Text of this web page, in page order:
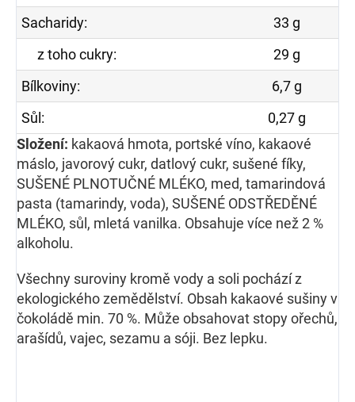
Sacharidy:
33 g
z toho cukry:
29 g
Bílkoviny:
6,7 g
Sůl:
0,27 g
Složení: kakaová hmota, portské víno, kakaové
máslo, javorový cukr, datlový cukr, sušené fíky,
SUŠENÉ PLNOTUČNÉ MLÉKO, med, tamarindová
pasta (tamarindy, voda), SUŠENÉ ODSTŘEDĚNÉ
MLÉKO, sůl, mletá vanilka. Obsahuje více než 2 %
alkoholu.
Všechny suroviny kromě vody a soli pochází z
ekologického zemědělství. Obsah kakaové sušiny v
čokoládě min. 70 %. Může obsahovat stopy ořechů,
arašídů, vajec, sezamu a sóji. Bez lepku.